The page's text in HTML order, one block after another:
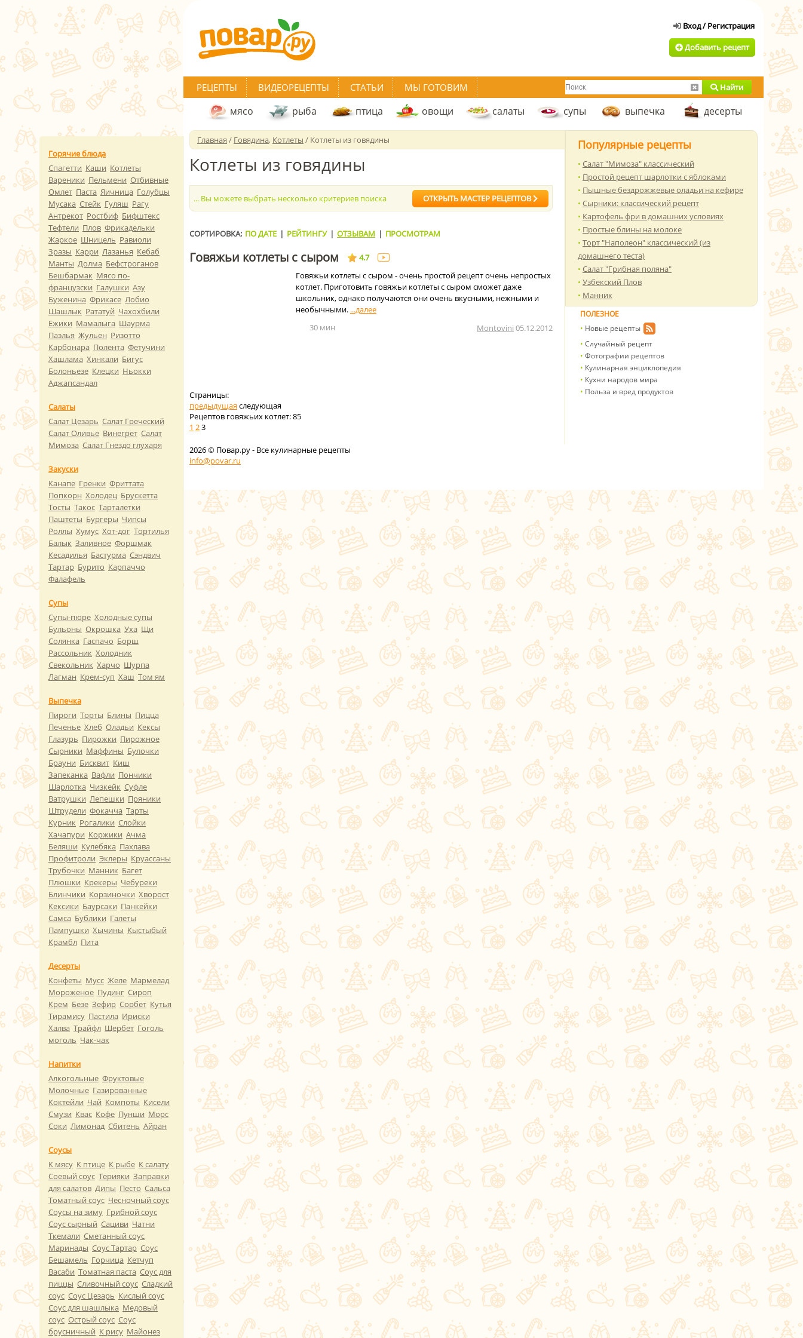
Добавить рецепт
РЕЦЕПТЫ ВИДЕОРЕЦЕПТЫ СТАТЬИ МЫ ГОТОВИМ Найти
мясо рыба птица овощи салаты супы выпечка десерты
Главная / Говядина, Котлеты / Котлеты из говядины
Котлеты из говядины
... Вы можете выбрать несколько критериев поиска ОТКРЫТЬ МАСТЕР РЕЦЕПТОВ
СОРТИРОВКА: ПО ДАТЕ | РЕЙТИНГУ | ОТЗЫВАМ | ПРОСМОТРАМ
Говяжьи котлеты с сыром
4.7
Говяжьи котлеты с сыром - очень простой рецепт очень непростых
котлет. Приготовить говяжьи котлеты с сыром сможет даже
школьник, однако получаются они очень вкусными, нежными и
необычными.
30 мин
Montovini 05.12.2012
Страницы:
предыдущаяследующая
Рецептов говяжьих котлет: 85
1 23
Популярные рецепты
Салат "Мимоза" классический
Простой рецепт шарлотки с яблоками
Пышные бездрожжевые оладьи на кефире
Сырники: классический рецепт
Картофель фри в домашних условиях
Простые блины на молоке
Торт "Наполеон" классический (из
домашнего теста)
Салат "Грибная поляна"
Узбекский Плов
Манник
ПОЛЕЗНОЕ
Новые рецепты
Случайный рецепт
Фотографии рецептов
Кулинарная энциклопедия
Кухни народов мира
Польза и вред продуктов
2026© Повар.ру - Все кулинарные рецепты
info@povar.ru
Горячие блюда
Спагетти Каши Котлеты
Вареники Пельмени Отбивные
Омлет Паста Яичница Голубцы
Мусака Стейк Гуляш Рагу
Антрекот Ростбиф Бифштекс
Тефтели Плов Фрикадельки
Жаркое Шницель Равиоли
Зразы Карри Лазанья Кебаб
Манты Долма Бефстроганов
Бешбармак Мясо по-
французски Галушки Азу
Буженина Фрикасе Лобио
Шашлык Рататуй Чахохбили
Ежики Мамалыга Шаурма
Паэлья Жульен Ризотто
Карбонара Полента Фетучини
Хашлама Хинкали Бигус
Болоньезе Клецки Ньокки
Аджапсандал
Салаты
Салат Цезарь Салат Греческий
Салат Оливье Винегрет Салат
Мимоза Салат Гнездо глухаря
Закуски
Канапе Гренки Фриттата
Попкорн Холодец Брускетта
Тосты Такос Тарталетки
Паштеты Бургеры Чипсы
Роллы Хумус Хот-дог Тортилья
Балык Заливное Форшмак
Кесадилья Бастурма Сэндвич
Тартар Бурито Карпаччо
Фалафель
Супы
Супы-пюре Холодные супы
Бульоны Окрошка Уха Щи
Солянка Гаспачо Борщ
Рассольник Холодник
Свекольник Харчо Шурпа
Лагман Крем-суп Хаш Том ям
Выпечка
Пироги Торты Блины Пицца
Печенье Хлеб Оладьи Кексы
Глазурь Пирожки Пирожное
Сырники Маффины Булочки
Брауни Бисквит Киш
Запеканка Вафли Пончики
Шарлотка Чизкейк Суфле
Ватрушки Лепешки Пряники
Штрудели Фокачча Тарты
Курник Рогалики Слойки
Хачапури Коржики Ачма
Беляши Кулебяка Пахлава
Профитроли Эклеры Круассаны
Трубочки Манник Багет
Плюшки Крекеры Чебуреки
Блинчики Корзиночки Хворост
Кексики Баурсаки Панкейки
Самса Бублики Галеты
Пампушки Хычины Кыстыбый
Крамбл Пита
Десерты
Конфеты Мусс Желе Мармелад
Мороженое Пудинг Сироп
Крем Безе Зефир Сорбет Кутья
Тирамису Пастила Ириски
Халва Трайфл Щербет Гоголь
моголь Чак-чак
Напитки
Алкогольные Фруктовые
Молочные Газированные
Коктейли Чай Компоты Кисели
Смузи Квас Кофе Пунши Морс
Соки Лимонад Сбитень Айран
Соусы
К мясу К птице К рыбе К салату
Соевый соус Терияки Заправки
для салатов Дипы Песто Сальса
Томатный соус Чесночный соус
Соусы на зиму Грибной соус
Соус сырный Сациви Чатни
Ткемали Сметанный соус
Маринады Соус Тартар Соус
Бешамель Горчица Кетчуп
Васаби Томатная паста Соус для
пиццы Сливочный соус Сладкий
соус Соус Цезарь Кислый соус
Соус для шашлыка Медовый
соус Острый соус Соус
брусничный К рису Майонез